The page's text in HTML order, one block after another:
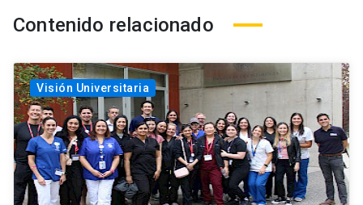
Contenido relacionado
Visión Universitaria